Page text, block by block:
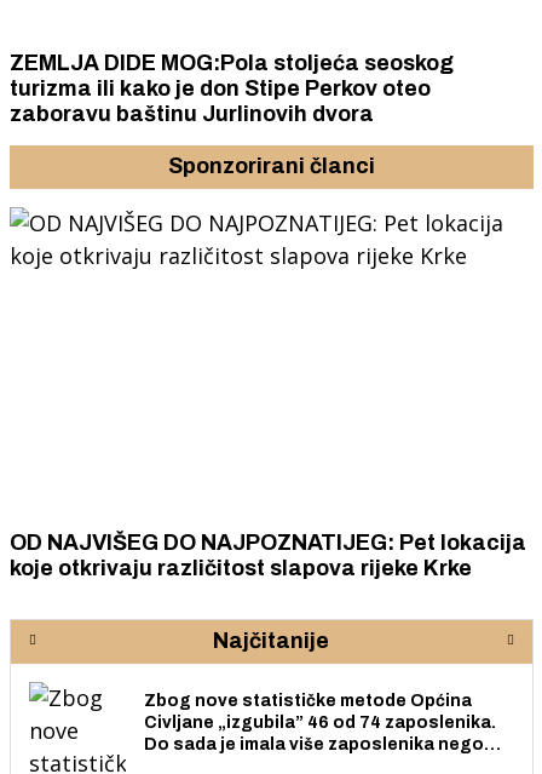
ZEMLJA DIDE MOG:Pola stoljeća seoskog
turizma ili kako je don Stipe Perkov oteo
zaboravu baštinu Jurlinovih dvora
Sponzorirani članci
OD NAJVIŠEG DO NAJPOZNATIJEG: Pet lokacija
koje otkrivaju različitost slapova rijeke Krke
Najčitanije
Zbog nove statističke metode Općina
Civljane „izgubila” 46 od 74 zaposlenika.
Do sada je imala više zaposlenika nego